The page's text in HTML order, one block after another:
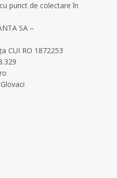
punct de colectare în
SA –
CUI RO 1872253